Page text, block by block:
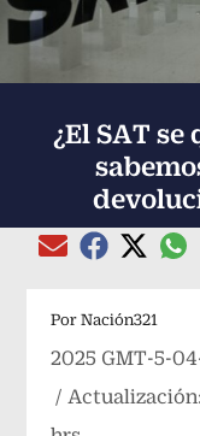
¿El SAT
Compartir el
Compartir el
Por Nación321
2025 GMT-5-
/